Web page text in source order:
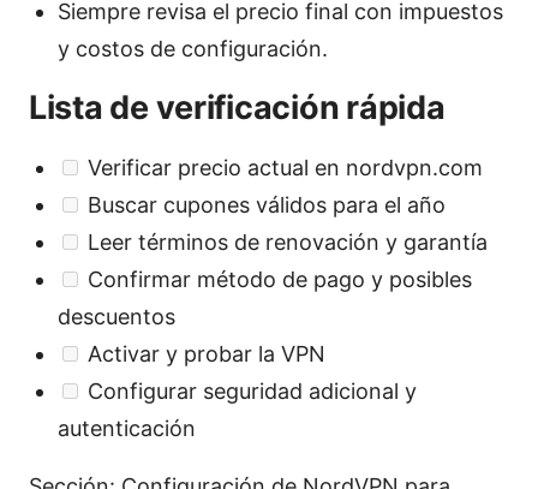
Siempre revisa el precio final con impuestos
y costos de configuración.
Lista de verificación rápida
Verificar precio actual en nordvpn.com
Buscar cupones válidos para el año
Leer términos de renovación y garantía
Confirmar método de pago y posibles
descuentos
Activar y probar la VPN
Configurar seguridad adicional y
autenticación